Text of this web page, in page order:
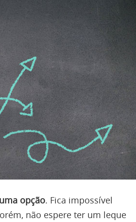
opção. Fica impossível
não espere ter um leque